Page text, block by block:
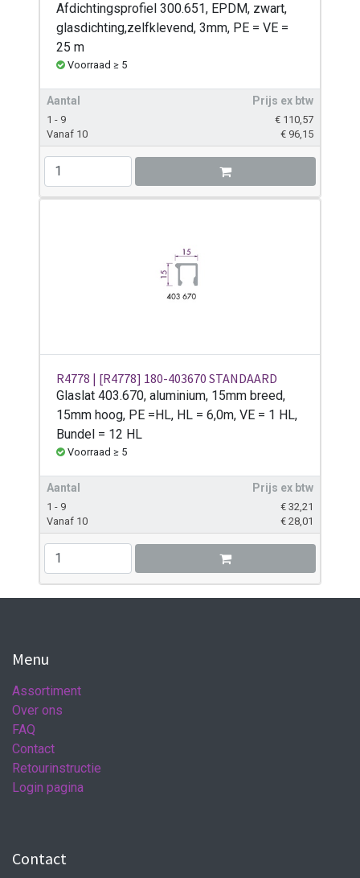
Afdichtingsprofiel 300.651, EPDM, zwart,
glasdichting,zelfklevend, 3mm, PE = VE =
25 m
Voorraad ≥ 5
Aantal Prijs ex btw
1 - 9 € 110,57
Vanaf 10
€ 96,15
R4778 | [R4778] 180-403670 STANDAARD
Glaslat 403.670, aluminium, 15mm breed,
15mm hoog, PE =HL, HL = 6,0m, VE = 1 HL,
Bundel = 12 HL
Voorraad ≥ 5
Aantal Prijs ex btw
1 - 9 € 32,21
Vanaf 10
€ 28,01
Menu
Assortiment
Over ons
FAQ
Contact
Retourinstructie
Login pagina
Contact